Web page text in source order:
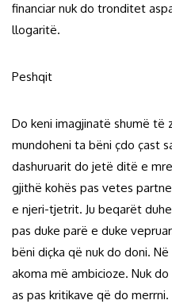
financiar nuk do tronditet
llogaritë.
Peshqit
Do keni imagjinatë shumë të
mundoheni ta bëni çdo çast
dashuruarit do jetë ditë e
gjithë kohës pas vetes
e njeri-tjetrit. Ju beqarët
pas duke parë e duke
bëni diçka që nuk do doni.
akoma më ambicioze. Nuk
as pas kritikave që do